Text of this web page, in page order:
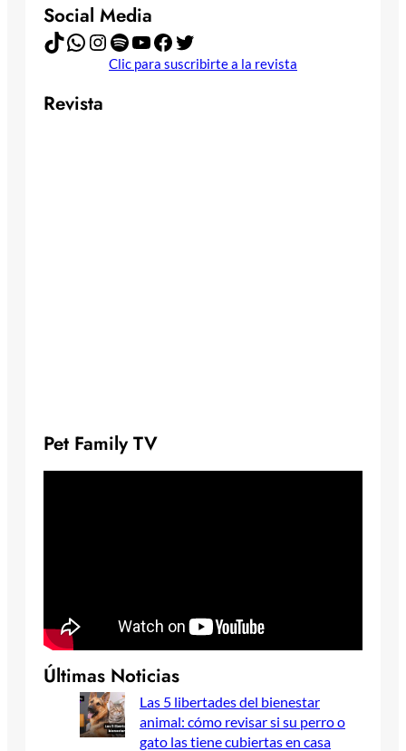
Social Media
TikTok WhatsApp Instagram Spotify YouTube Facebook Twitter
Clic para suscribirte a la revista
Revista
Pet Family TV
Últimas Noticias
Las 5 libertades del bienestar
animal: cómo revisar si su perro o
gato las tiene cubiertas en casa